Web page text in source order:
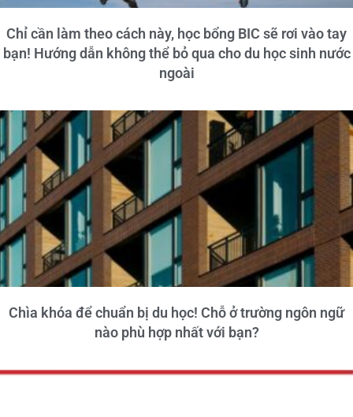
Chỉ cần làm theo cách này, học bổng BIC sẽ rơi vào tay
bạn! Hướng dẫn không thể bỏ qua cho du học sinh nước
ngoài
Chìa khóa để chuẩn bị du học! Chỗ ở trường ngôn ngữ
nào phù hợp nhất với bạn?